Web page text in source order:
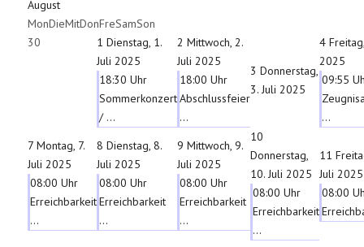
August
MonDieMitDonFreSamSon
30
1 Dienstag, 1.
Juli 2025
18:30 Uhr
Sommerkonzert
/ ...
2 Mittwoch, 2.
Juli 2025
18:00 Uhr
Abschlussfeier
...
3 Donnerstag,
3. Juli 2025
4
2025
09:55
...
7 Montag, 7.
Juli 2025
08:00 Uhr
Erreichbarkeit
...
8 Dienstag, 8.
Juli 2025
08:00 Uhr
Erreichbarkeit
...
9 Mittwoch, 9.
Juli 2025
08:00 Uhr
Erreichbarkeit
...
10
Donnerstag,
10. Juli 2025
08:00 Uhr
Erreichbarkeit
...
11
Juli 2025
08:00